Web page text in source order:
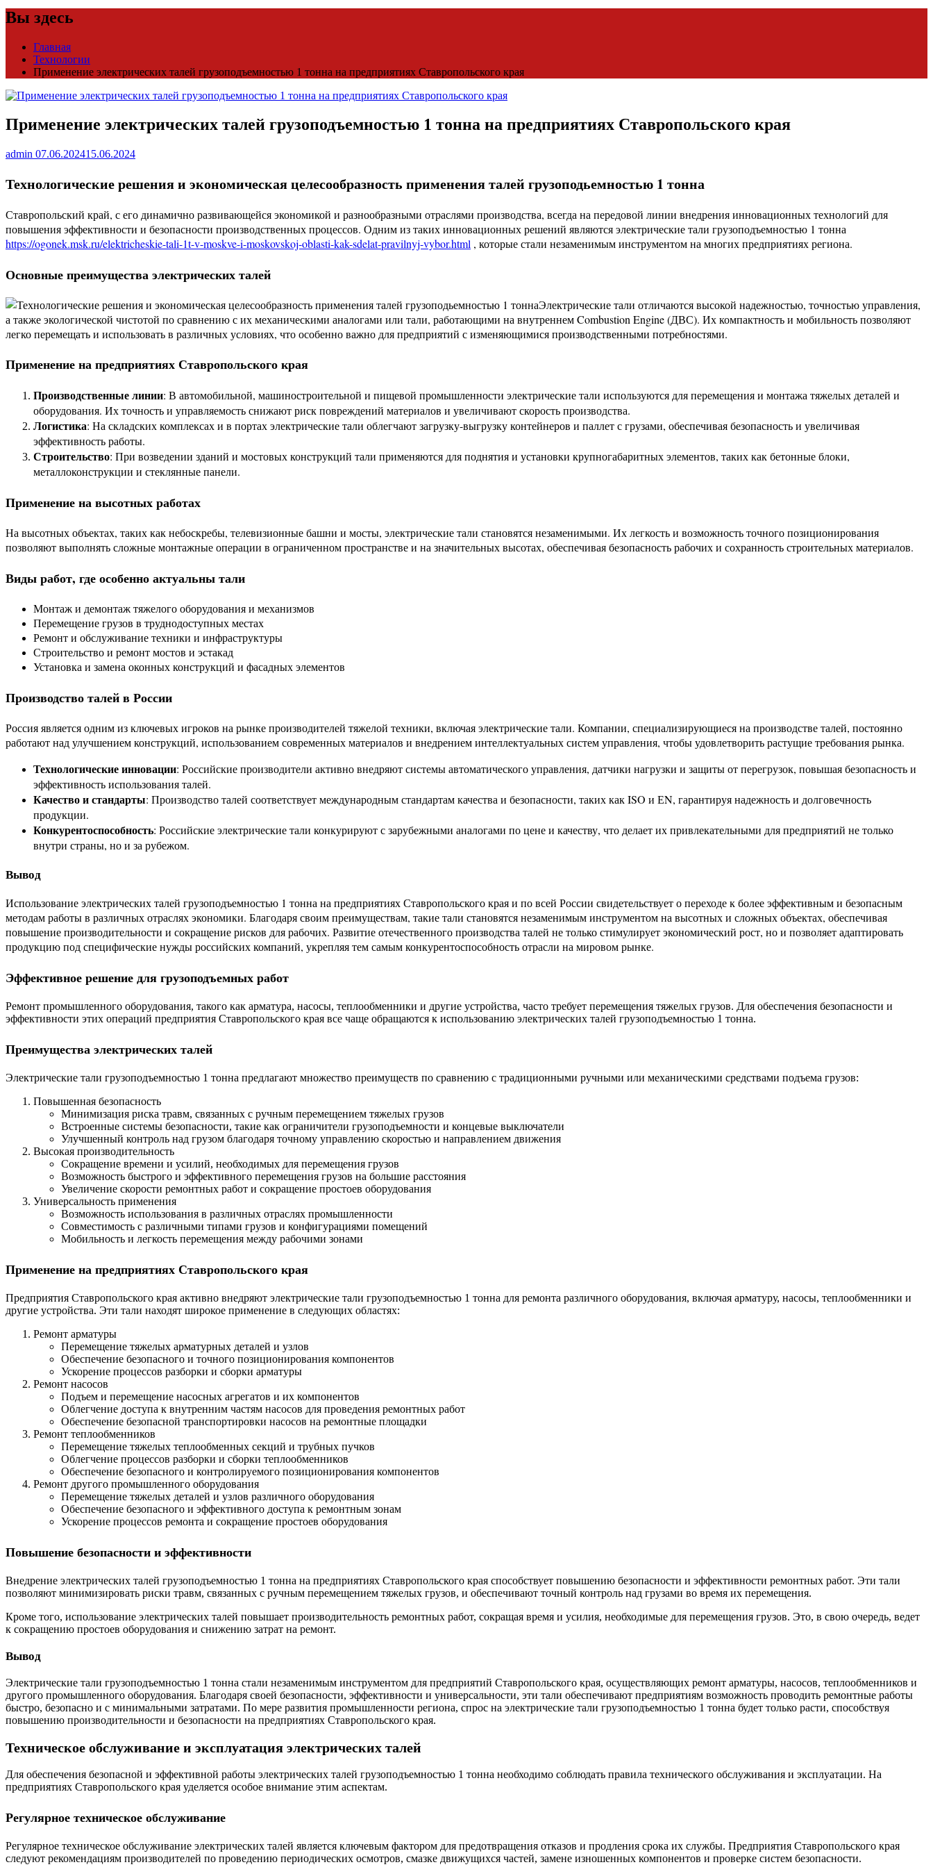
Вы здесь
Главная
Технологии
Применение электрических талей грузоподъемностью 1 тонна на предприятиях Ставропольского края
Применение электрических талей грузоподъемностью 1 тонна на предприятиях Ставропольского края
admin 07.06.202415.06.2024
Технологические решения и экономическая целесообразность применения талей грузоподьемностью 1 тонна
Ставропольский край, с его динамично развивающейся экономикой и разнообразными отраслями производства, всегда на передовой линии внедрения инновационных технологий для
повышения эффективности и безопасности производственных процессов. Одним из таких инновационных решений являются электрические тали грузоподъемностью 1 тонна
https://ogonek.msk.ru/elektricheskie-tali-1t-v-moskve-i-moskovskoj-oblasti-kak-sdelat-pravilnyj-vybor.html , которые стали незаменимым инструментом на многих предприятиях региона.
Основные преимущества электрических талей
Электрические тали отличаются высокой надежностью, точностью управления,
а также экологической чистотой по сравнению с их механическими аналогами или тали, работающими на внутреннем Combustion Engine (ДВС). Их компактность и мобильность позволяют
легко перемещать и использовать в различных условиях, что особенно важно для предприятий с изменяющимися производственными потребностями.
Применение на предприятиях Ставропольского края
Производственные линии: В автомобильной, машиностроительной и пищевой промышленности электрические тали используются для перемещения и монтажа тяжелых деталей и
оборудования. Их точность и управляемость снижают риск повреждений материалов и увеличивают скорость производства.
Логистика: На складских комплексах и в портах электрические тали облегчают загрузку-выгрузку контейнеров и паллет с грузами, обеспечивая безопасность и увеличивая
эффективность работы.
Строительство: При возведении зданий и мостовых конструкций тали применяются для поднятия и установки крупногабаритных элементов, таких как бетонные блоки,
металлоконструкции и стеклянные панели.
Применение на высотных работах
На высотных объектах, таких как небоскребы, телевизионные башни и мосты, электрические тали становятся незаменимыми. Их легкость и возможность точного позиционирования
позволяют выполнять сложные монтажные операции в ограниченном пространстве и на значительных высотах, обеспечивая безопасность рабочих и сохранность строительных материалов.
Виды работ, где особенно актуальны тали
Монтаж и демонтаж тяжелого оборудования и механизмов
Перемещение грузов в труднодоступных местах
Ремонт и обслуживание техники и инфраструктуры
Строительство и ремонт мостов и эстакад
Установка и замена оконных конструкций и фасадных элементов
Производство талей в России
Россия является одним из ключевых игроков на рынке производителей тяжелой техники, включая электрические тали. Компании, специализирующиеся на производстве талей, постоянно
работают над улучшением конструкций, использованием современных материалов и внедрением интеллектуальных систем управления, чтобы удовлетворить растущие требования рынка.
Технологические инновации: Российские производители активно внедряют системы автоматического управления, датчики нагрузки и защиты от перегрузок, повышая безопасность и
эффективность использования талей.
Качество и стандарты: Производство талей соответствует международным стандартам качества и безопасности, таких как ISO и ЕN, гарантируя надежность и долговечность
продукции.
Конкурентоспособность: Российские электрические тали конкурируют с зарубежными аналогами по цене и качеству, что делает их привлекательными для предприятий не только
внутри страны, но и за рубежом.
Вывод
Использование электрических талей грузоподъемностью 1 тонна на предприятиях Ставропольского края и по всей России свидетельствует о переходе к более эффективным и безопасным
методам работы в различных отраслях экономики. Благодаря своим преимуществам, такие тали становятся незаменимым инструментом на высотных и сложных объектах, обеспечивая
повышение производительности и сокращение рисков для рабочих. Развитие отечественного производства талей не только стимулирует экономический рост, но и позволяет адаптировать
продукцию под специфические нужды российских компаний, укрепляя тем самым конкурентоспособность отрасли на мировом рынке.
Эффективное решение для грузоподъемных работ
Ремонт промышленного оборудования, такого как арматура, насосы, теплообменники и другие устройства, часто требует перемещения тяжелых грузов. Для обеспечения безопасности и
эффективности этих операций предприятия Ставропольского края все чаще обращаются к использованию электрических талей грузоподъемностью 1 тонна.
Преимущества электрических талей
Электрические тали грузоподъемностью 1 тонна предлагают множество преимуществ по сравнению с традиционными ручными или механическими средствами подъема грузов:
Повышенная безопасность
Минимизация риска травм, связанных с ручным перемещением тяжелых грузов
Встроенные системы безопасности, такие как ограничители грузоподъемности и концевые выключатели
Улучшенный контроль над грузом благодаря точному управлению скоростью и направлением движения
Высокая производительность
Сокращение времени и усилий, необходимых для перемещения грузов
Возможность быстрого и эффективного перемещения грузов на большие расстояния
Увеличение скорости ремонтных работ и сокращение простоев оборудования
Универсальность применения
Возможность использования в различных отраслях промышленности
Совместимость с различными типами грузов и конфигурациями помещений
Мобильность и легкость перемещения между рабочими зонами
Применение на предприятиях Ставропольского края
Предприятия Ставропольского края активно внедряют электрические тали грузоподъемностью 1 тонна для ремонта различного оборудования, включая арматуру, насосы, теплообменники и
другие устройства. Эти тали находят широкое применение в следующих областях:
Ремонт арматуры
Перемещение тяжелых арматурных деталей и узлов
Обеспечение безопасного и точного позиционирования компонентов
Ускорение процессов разборки и сборки арматуры
Ремонт насосов
Подъем и перемещение насосных агрегатов и их компонентов
Облегчение доступа к внутренним частям насосов для проведения ремонтных работ
Обеспечение безопасной транспортировки насосов на ремонтные площадки
Ремонт теплообменников
Перемещение тяжелых теплообменных секций и трубных пучков
Облегчение процессов разборки и сборки теплообменников
Обеспечение безопасного и контролируемого позиционирования компонентов
Ремонт другого промышленного оборудования
Перемещение тяжелых деталей и узлов различного оборудования
Обеспечение безопасного и эффективного доступа к ремонтным зонам
Ускорение процессов ремонта и сокращение простоев оборудования
Повышение безопасности и эффективности
Внедрение электрических талей грузоподъемностью 1 тонна на предприятиях Ставропольского края способствует повышению безопасности и эффективности ремонтных работ. Эти тали
позволяют минимизировать риски травм, связанных с ручным перемещением тяжелых грузов, и обеспечивают точный контроль над грузами во время их перемещения.
Кроме того, использование электрических талей повышает производительность ремонтных работ, сокращая время и усилия, необходимые для перемещения грузов. Это, в свою очередь, ведет
к сокращению простоев оборудования и снижению затрат на ремонт.
Вывод
Электрические тали грузоподъемностью 1 тонна стали незаменимым инструментом для предприятий Ставропольского края, осуществляющих ремонт арматуры, насосов, теплообменников и
другого промышленного оборудования. Благодаря своей безопасности, эффективности и универсальности, эти тали обеспечивают предприятиям возможность проводить ремонтные работы
быстро, безопасно и с минимальными затратами. По мере развития промышленности региона, спрос на электрические тали грузоподъемностью 1 тонна будет только расти, способствуя
повышению производительности и безопасности на предприятиях Ставропольского края.
Техническое обслуживание и эксплуатация электрических талей
Для обеспечения безопасной и эффективной работы электрических талей грузоподъемностью 1 тонна необходимо соблюдать правила технического обслуживания и эксплуатации. На
предприятиях Ставропольского края уделяется особое внимание этим аспектам.
Регулярное техническое обслуживание
Регулярное техническое обслуживание электрических талей является ключевым фактором для предотвращения отказов и продления срока их службы. Предприятия Ставропольского края
следуют рекомендациям производителей по проведению периодических осмотров, смазке движущихся частей, замене изношенных компонентов и проверке систем безопасности.